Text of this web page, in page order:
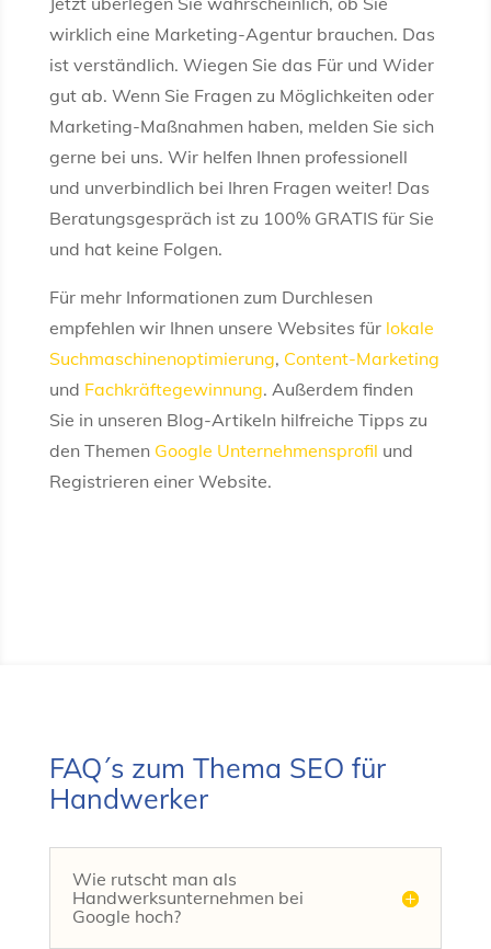
wirklich eine Marketing-Agentur brauchen. Das
ist verständlich. Wiegen Sie das Für und Wider
gut ab. Wenn Sie Fragen zu Möglichkeiten oder
Marketing-Maßnahmen haben, melden Sie sich
gerne bei uns. Wir helfen Ihnen professionell
und unverbindlich bei Ihren Fragen weiter! Das
Beratungsgespräch ist zu 100% GRATIS für Sie
und hat keine Folgen.
Für mehr Informationen zum Durchlesen
empfehlen wir Ihnen unsere Websites für lokale
Suchmaschinenoptimierung, Content-Marketing
und Fachkräftegewinnung. Außerdem finden
Sie in unseren Blog-Artikeln hilfreiche Tipps zu
den Themen Google Unternehmensprofil und
Registrieren einer Website.
FAQ´s zum Thema SEO für
Handwerker
Wie rutscht man als
Handwerksunternehmen bei
Google hoch?